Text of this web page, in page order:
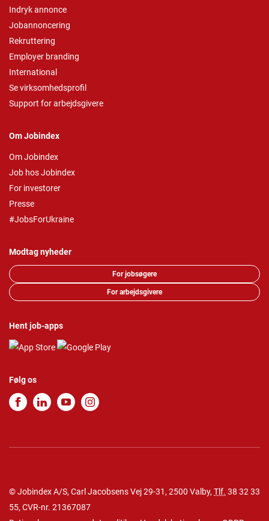
Indryk annonce
Jobannoncering
Rekruttering
Employer branding
International
Se virksomhedsprofil
Support for arbejdsgivere
Om Jobindex
Om Jobindex
Job hos Jobindex
For investorer
Presse
#JobsForUkraine
Modtag nyheder
For jobsøgere
For arbejdsgivere
Hent job-apps
Følg os
© Jobindex A/S, Carl Jacobsens Vej 29-31, 2500 Valby, Tlf. 38 32 33
55, CVR-nr. 21367087